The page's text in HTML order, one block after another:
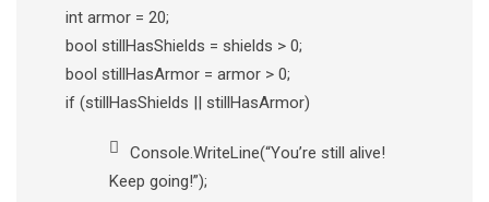
int armor = 20;
bool stillHasShields = shields > 0;
bool stillHasArmor = armor > 0;
if (stillHasShields || stillHasArmor)
Console.WriteLine(“You’re still alive!
Keep going!”);